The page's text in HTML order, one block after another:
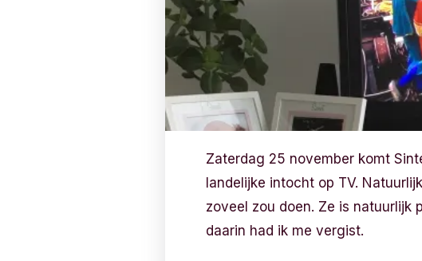
Zaterdag 25 november komt
landelijke intocht op TV.
zoveel zou doen. Ze is natuurlijk
daarin had ik me vergist.